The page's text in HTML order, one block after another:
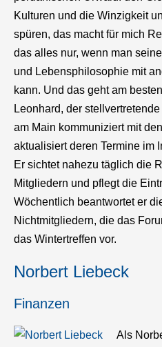
Kulturen und die Winzigkeit
spüren, das macht für mich
das alles nur, wenn man
und Lebensphilosophie mit
kann. Und das geht am
Leonhard, der
am Main kommuniziert mit
aktualisiert deren Termine im
Er sichtet nahezu täglich die
Mitgliedern und pflegt die
Wöchentlich beantwortet er
Nichtmitgliedern, die das
das Wintertreffen vor.
Norbert Liebeck
Finanzen
Als